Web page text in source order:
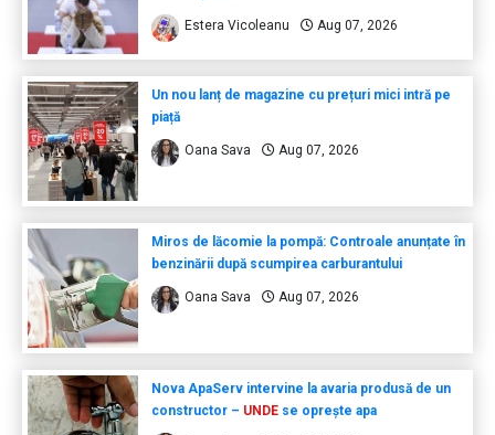
Estera Vicoleanu Aug 07, 2026
Un nou lanț de magazine cu prețuri mici intră pe
piață
Oana Sava Aug 07, 2026
Miros de lăcomie la pompă: Controale anunțate în
benzinării după scumpirea carburantului
Oana Sava Aug 07, 2026
Nova ApaServ intervine la avaria produsă de un
constructor – UNDEse oprește apa